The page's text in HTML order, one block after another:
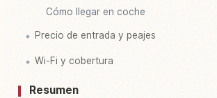
Cómo llegar en coche
Precio de entrada y peajes
Wi-Fi y cobertura
Resumen